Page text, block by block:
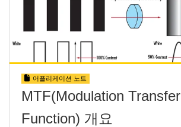
어플리케이션 노트
MTF(Modulation Transfer
Function) 개요